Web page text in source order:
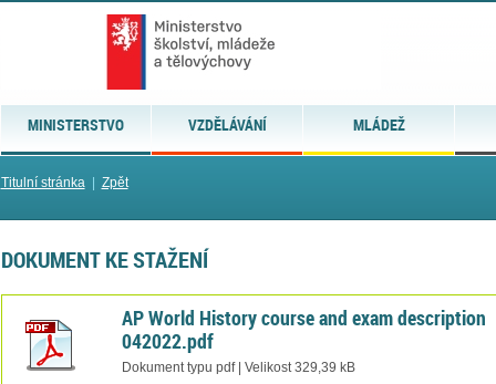
MINISTERSTVO VZDĚLÁVÁNÍ MLÁDEŽ
Titulní stránka| Zpět
DOKUMENT KE STAŽENÍ
AP World History course and exam description
042022.pdf
Dokument typu pdf | Velikost 329,39 kB